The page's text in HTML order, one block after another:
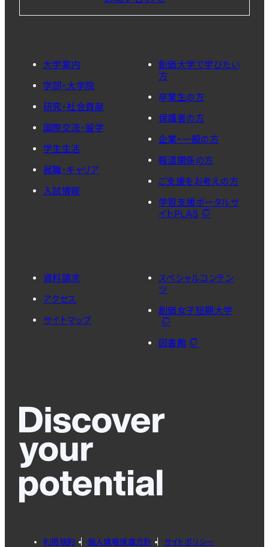
大学案内
学部・大学院
研究・社会貢献
国際交流・留学
学生生活
就職・キャリア
入試情報
創価大学で学びたい
方
卒業生の方
保護者の方
企業・一般の方
報道関係の方
ご支援をお考えの方
学習支援ポータルサ
イトPLAS
資料請求
アクセス
サイトマップ
スペシャルコンテン
ツ
創価女子短期大学
図書館
利用規約 個人情報保護方針 サイトポリシー